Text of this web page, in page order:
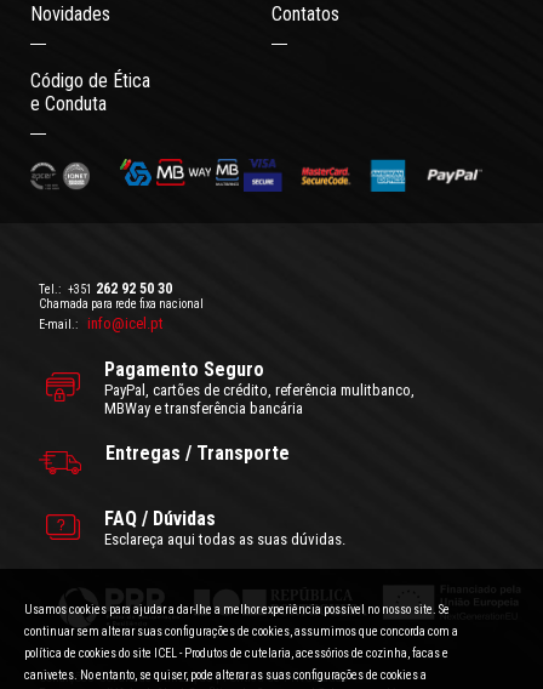
Novidades Contatos
Código de Ética
e Conduta
Tel.: +351 262 92 50 30
Chamada para rede fixa nacional
E-mail.:
info@icel.pt
Pagamento Seguro
PayPal, cartões de crédito, referência mulitbanco,
MBWay e transferência bancária
Entregas / Transporte
FAQ / Dúvidas
Esclareça aqui todas as suas dúvidas.
Condições Gerais de Utilização |Politica de Privacidade
Usamos cookies para ajudar a dar-lhe a melhor experiência possível no nosso site. Se
continuar sem alterar suas configurações de cookies, assumimos que concorda com a
política de cookies do site ICEL - Produtos de cutelaria, acessórios de cozinha, facas e
canivetes. No entanto, se quiser, pode alterar as suas configurações de cookies a